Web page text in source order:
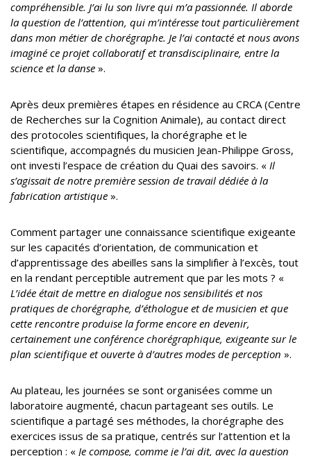
compréhensible. J’ai lu son livre qui m’a passionnée. Il aborde
la question de l’attention, qui m’intéresse tout particulièrement
dans mon métier de chorégraphe. Je l’ai contacté et nous avons
imaginé ce projet collaboratif et transdisciplinaire, entre la
science et la danse ».
Après deux premières étapes en résidence au CRCA (Centre
de Recherches sur la Cognition Animale), au contact direct
des protocoles scientifiques, la chorégraphe et le
scientifique, accompagnés du musicien Jean-Philippe Gross,
ont investi l’espace de création du Quai des savoirs. « Il
s’agissait de notre première session de travail dédiée à la
fabrication artistique ».
Comment partager une connaissance scientifique exigeante
sur les capacités d’orientation, de communication et
d’apprentissage des abeilles sans la simplifier à l’excès, tout
en la rendant perceptible autrement que par les mots ? «
L’idée était de mettre en dialogue nos sensibilités et nos
pratiques de chorégraphe, d’éthologue et de musicien et que
cette rencontre produise la forme encore en devenir,
certainement une conférence chorégraphique, exigeante sur le
plan scientifique et ouverte à d’autres modes de perception ».
Au plateau, les journées se sont organisées comme un
laboratoire augmenté, chacun partageant ses outils. Le
scientifique a partagé ses méthodes, la chorégraphe des
exercices issus de sa pratique, centrés sur l’attention et la
perception : « Je compose, comme je l’ai dit, avec la question